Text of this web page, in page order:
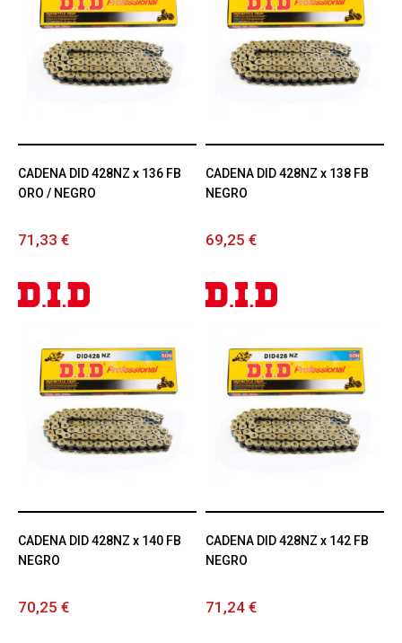
CADENA DID 428NZ x 136 FB
ORO / NEGRO
71,33 €
CADENA DID 428NZ x 138 FB
NEGRO
69,25 €
CADENA DID 428NZ x 140 FB
NEGRO
70,25 €
CADENA DID 428NZ x 142 FB
NEGRO
71,24 €